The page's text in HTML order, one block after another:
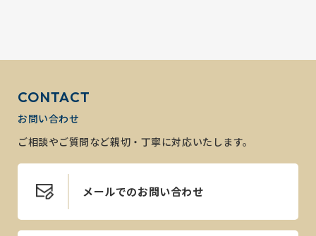
CONTACT
お問い合わせ
ご相談やご質問など親切・丁寧に対応いたします。
メールでのお問い合わせ